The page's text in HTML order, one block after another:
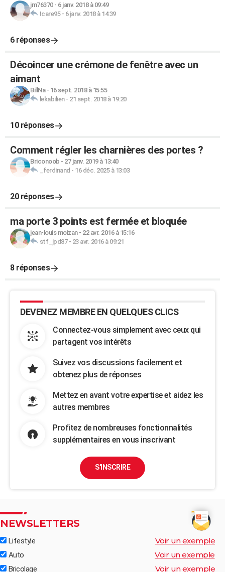
jm76370- 6 janv. 2018 à 09:49
Icare95- 6 janv. 2018 à 14:39
6 réponses
Décoincer une crémone de fenêtre avec un
aimant
BillNa- 16 sept. 2018 à 15:55
lekabilien- 21 sept. 2018 à 19:20
10 réponses
Comment régler les charnières des portes ?
Briconoob - 27 janv. 2019 à 13:40
_ferdinand - 16 déc. 2025 à 13:03
20 réponses
ma porte 3 points est fermée et bloquée
jean-louis moizan- 22 avr. 2016 à 15:16
stf_jpd87- 23 avr. 2016 à 09:21
8 réponses
DEVENEZ MEMBRE EN QUELQUES CLICS
Connectez-vous simplement avec ceux qui
partagent vos intérêts
Suivez vos discussions facilement et
obtenez plus de réponses
Mettez en avant votre expertise et aidez les
autres membres
Profitez de nombreuses fonctionnalités
supplémentaires en vous inscrivant
S'INSCRIRE
NEWSLETTERS
Lifestyle Voir un exemple
Auto Voir un exemple
Bricolage Voir un exemple